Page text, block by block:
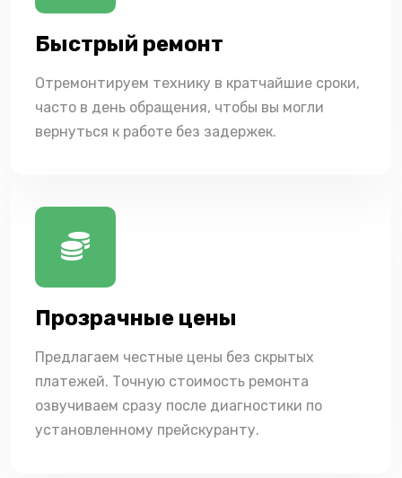
Быстрый ремонт
Отремонтируем технику в кратчайшие сроки,
часто в день обращения, чтобы вы могли
вернуться к работе без задержек.
Прозрачные цены
Предлагаем честные цены без скрытых
платежей. Точную стоимость ремонта
озвучиваем сразу после диагностики по
установленному прейскуранту.